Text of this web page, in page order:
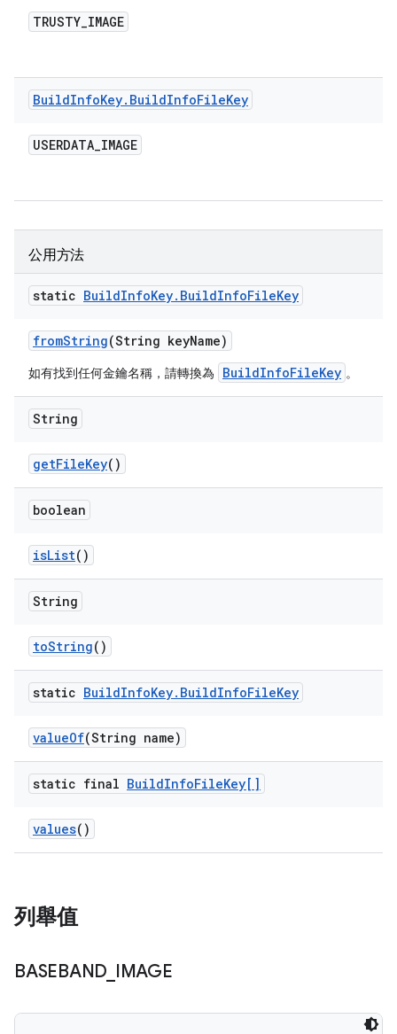
TRUSTY_IMAGE
BuildInfoKey. BuildInfoFileKey
USERDATA_IMAGE
公用方法
static BuildInfoKey. BuildInfoFileKey
fromString(String keyName)
如有找到任何金鑰名稱，請轉換為 BuildInfoFileKey 。
String
getFileKey()
boolean
isList()
String
toString()
static BuildInfoKey. BuildInfoFileKey
valueOf(String name)
static final BuildInfoFileKey[]
values()
列舉值
BASEBAND IMAGE